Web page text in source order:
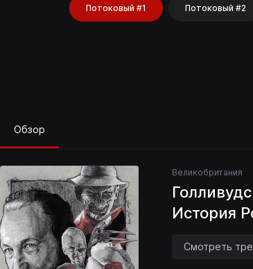
Потоковый #1 Потоковый #2
Обзор
Великобритания
История
Смотреть